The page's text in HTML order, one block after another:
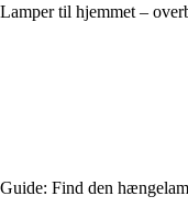
Lamper til hjemmet –
Guide: Find den